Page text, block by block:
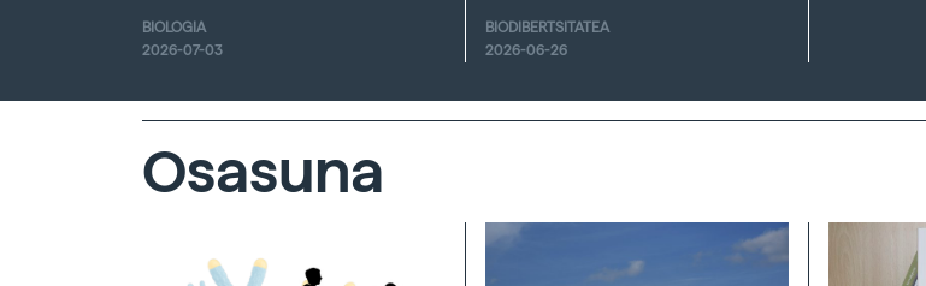
BIOLOGIA
2026-07-03
BIODIBERTSITATEA
2026-06-26
Osasuna